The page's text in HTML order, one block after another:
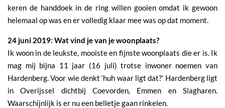
keren de handdoek in de ring willen gooien omdat ik gewoon
helemaal op was en er volledig klaar mee was op dat moment.
24 juni 2019: Wat vind je van je woonplaats?
Ik woon in de leukste, mooiste en fijnste woonplaats die er is. Ik
mag mij bijna 11 jaar (16 juli) trotse inwoner noemen van
Hardenberg. Voor wie denkt ‘huh waar ligt dat?’ Hardenberg ligt
in Overijssel dichtbij Coevorden, Emmen en Slagharen.
Waarschijnlijk is er nu een belletje gaan rinkelen.